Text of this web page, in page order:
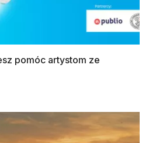
pomóc artystom ze